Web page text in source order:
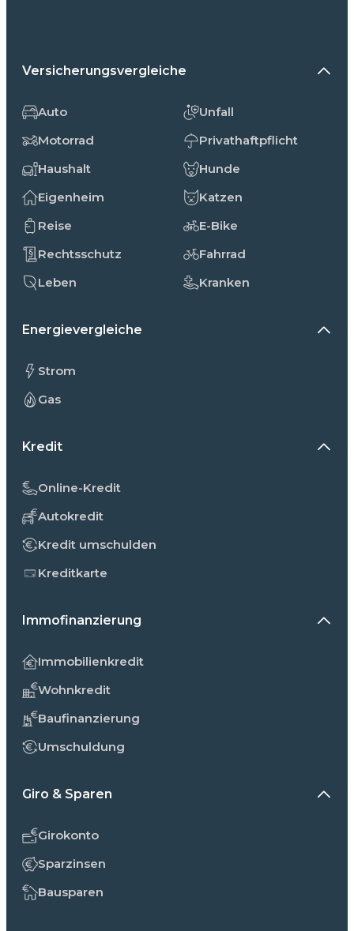
Versicherungsvergleiche
Auto
Motorrad
Haushalt
Eigenheim
Reise
Rechtsschutz
Leben
Unfall
Privathaftpflicht
Hunde
Katzen
E-Bike
Fahrrad
Kranken
Energievergleiche
Strom
Gas
Kredit
Online-Kredit
Autokredit
Kredit umschulden
Kreditkarte
Immofinanzierung
Immobilienkredit
Wohnkredit
Baufinanzierung
Umschuldung
Giro & Sparen
Girokonto
Sparzinsen
Bausparen